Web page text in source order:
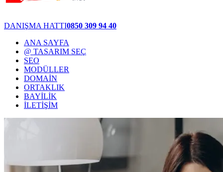
DANIŞMA HATTI0850 309 94 40
ANA SAYFA
@ TASARIM SEÇ
SEO
MODÜLLER
DOMAİN
ORTAKLIK
BAYİLİK
İLETİŞİM